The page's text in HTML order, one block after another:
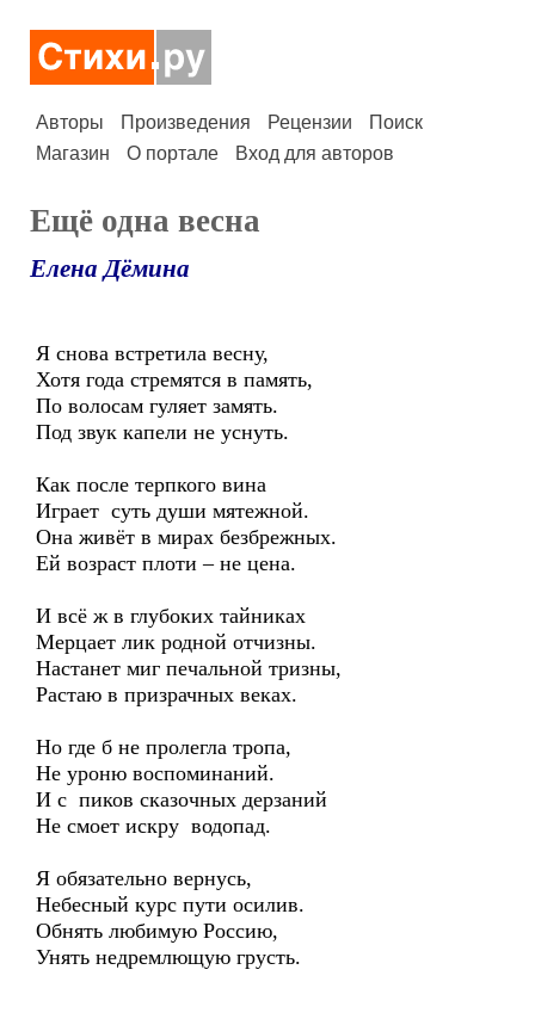
Авторы Произведения Рецензии
Поиск
Магазин
О портале Вход для авторов
Ещё одна весна
Елена Дёмина
Я снова встретила весну,
Хотя года стремятся в память,
По волосам гуляет замять.
Под звук капели не уснуть.
Как после терпкого вина
Играет суть души мятежной.
Она живёт в мирах безбрежных.
Ей возраст плоти – не цена.
И всё ж в глубоких тайниках
Мерцает лик родной отчизны.
Настанет миг печальной тризны,
Растаю в призрачных веках.
Но где б не пролегла тропа,
Не уроню воспоминаний.
И с пиков сказочных дерзаний
Не смоет искру водопад.
Я обязательно вернусь,
Небесный курс пути осилив.
Обнять любимую Россию,
Унять недремлющую грусть.